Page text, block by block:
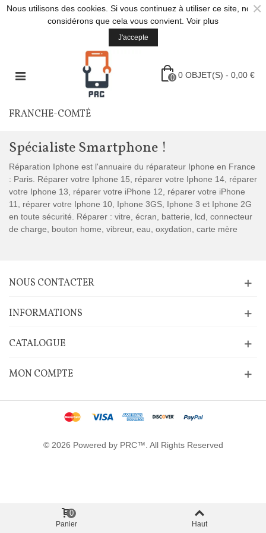
Nous utilisons des cookies. Si vous continuez à utiliser ce site, nous
considérons que cela vous convient. Voir plus
J'accepte
×
0 0 OBJET(S) - 0,00 €
FRANCHE-COMTÉ
Spécialiste Smartphone !
Réparation Iphone est l'annuaire du réparateur Iphone en France
: Paris. Réparer votre Iphone 15, réparer votre Iphone 14, réparer
votre Iphone 13, réparer votre iPhone 12, réparer votre iPhone
11, réparer votre Iphone 10, Iphone 3GS, Iphone 3 et Iphone 2G
en toute sécurité. Réparer : vitre, écran, batterie, lcd, connecteur
de charge, bouton home, vibreur, eau, oxydation, carte mère
NOUS CONTACTER
INFORMATIONS
CATALOGUE
MON COMPTE
© 2026 Powered by PRC™. All Rights Reserved
Panier
0
Haut